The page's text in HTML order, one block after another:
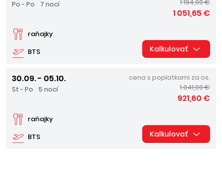
Po - Po 7 nocí
BTS
raňajky
1 194,00 €
1 051,65 €
Kalkulovať
30.09. - 05.10.
St - Po 5 nocí
BTS
raňajky
cena s poplatkami za os.
1 041,00 €
921,60 €
Kalkulovať